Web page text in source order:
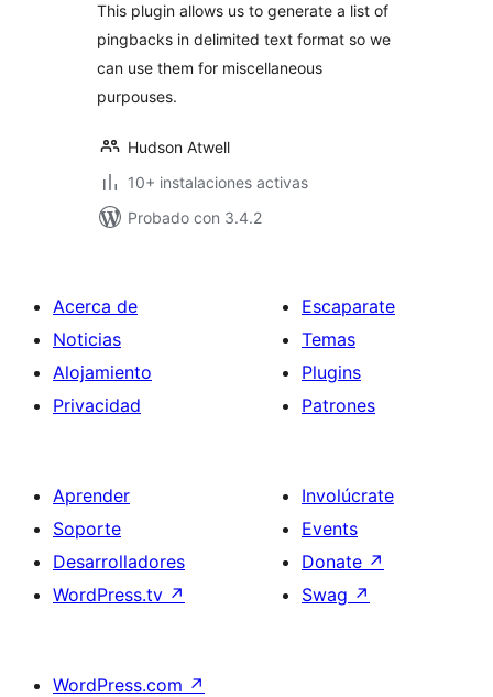
This plugin allows us to generate a list of
pingbacks in delimited text format so we
can use them for miscellaneous
purpouses.
Hudson Atwell
10+ instalaciones activas
Probado con 3.4.2
Acerca de
Noticias
Alojamiento
Privacidad
Escaparate
Temas
Plugins
Patrones
Aprender
Soporte
Desarrolladores
WordPress.tv ↗
Involúcrate
Events
Donate ↗
Swag ↗
WordPress.com ↗